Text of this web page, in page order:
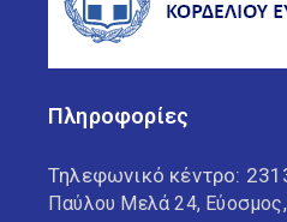
Πληροφορίες
Τηλεφωνικό κέντρο:
Παύλου Μελά 24,